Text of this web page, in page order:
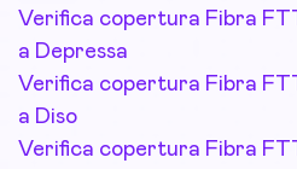
Verifica copertura Fibra
a Depressa
Verifica copertura Fibra
a Diso
Verifica copertura Fibra